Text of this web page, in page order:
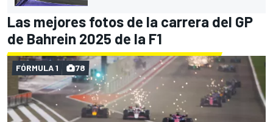
Las mejores fotos de la carrera del GP
de Bahrein 2025 de la F1
FÓRMULA 1 78